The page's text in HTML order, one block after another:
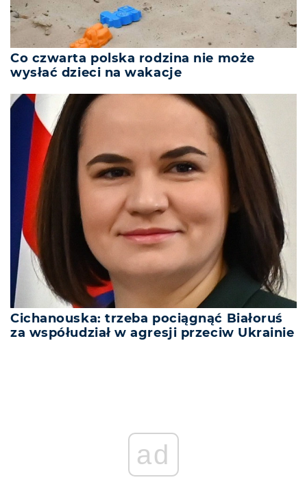
Co czwarta polska rodzina nie może
wysłać dzieci na wakacje
Cichanouska: trzeba pociągnąć Białoruś
za współudział w agresji przeciw Ukrainie
ad